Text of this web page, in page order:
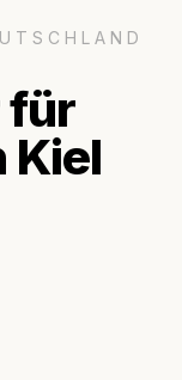
für
Kiel